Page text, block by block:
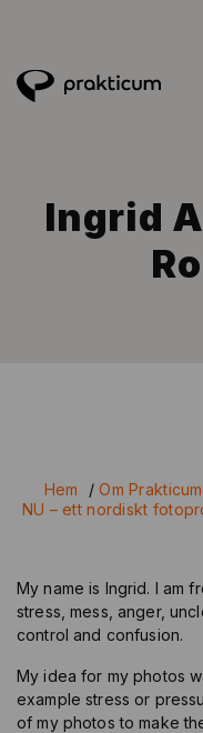
Ingrid
Hem /Om Prakticum
NU – ett nordiskt
My name is Ingrid. I am
stress, mess, anger,
control and confusion.
My idea for my photos
example stress or
of my photos to make